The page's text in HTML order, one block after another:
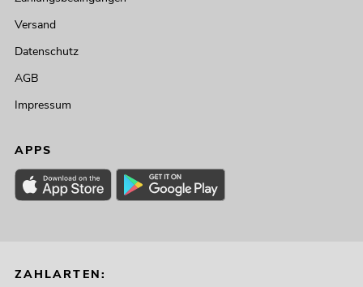
Versand
Datenschutz
AGB
Impressum
APPS
ZAHLARTEN: